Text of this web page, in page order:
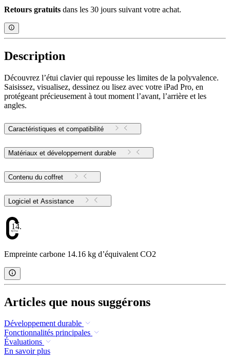
Retours gratuits dans les 30 jours suivant votre achat.
Description
Découvrez l’étui clavier qui repousse les limites de la polyvalence.
Saisissez, visualisez, dessinez ou lisez avec votre iPad Pro, en
protégeant précieusement à tout moment l’avant, l’arrière et les
angles.
Caractéristiques et compatibilité
Matériaux et développement durable
Contenu du coffret
Logiciel et Assistance
14.16
Empreinte carbone 14.16 kg d’équivalent CO2
Articles que nous suggérons
Développement durable
Fonctionnalités principales
Évaluations
En savoir plus